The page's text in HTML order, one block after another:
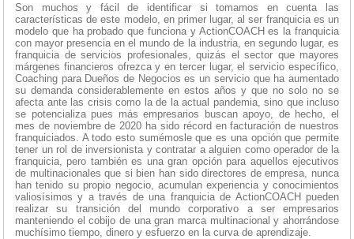
Son muchos y fácil de identificar si tomamos en cuenta las
características de este modelo, en primer lugar, al ser franquicia es un
modelo que ha probado que funciona y ActionCOACH es la franquicia
con mayor presencia en el mundo de la industria, en segundo lugar, es
franquicia de servicios profesionales, quizás el sector que mayores
márgenes financieros ofrezca y en tercer lugar, el servicio específico,
Coaching para Dueños de Negocios es un servicio que ha aumentado
su demanda considerablemente en estos años y que no solo no se
afecta ante las crisis como la de la actual pandemia, sino que incluso
se potencializa pues más empresarios buscan apoyo, de hecho, el
mes de noviembre de 2020 ha sido récord en facturación de nuestros
franquiciados. A todo esto sumémosle que es una opción que permite
tener un rol de inversionista y contratar a alguien como operador de la
franquicia, pero también es una gran opción para aquellos ejecutivos
de multinacionales que si bien han sido directores de empresa, nunca
han tenido su propio negocio, acumulan experiencia y conocimientos
valiosísimos y a través de una franquicia de ActionCOACH pueden
realizar su transición del mundo corporativo a ser empresarios
manteniendo el cobijo de una gran marca multinacional y ahorrándose
muchísimo tiempo, dinero y esfuerzo en la curva de aprendizaje.